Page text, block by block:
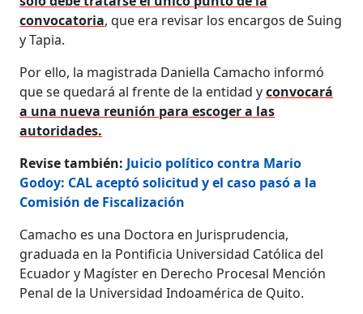
convocatoria, que era revisar los encargos de Suing
y Tapia.
Por ello, la magistrada Daniella Camacho informó
que se quedará al frente de la entidad yconvocará
a una nueva reunión para escoger a las
autoridades.
Revise también: Juicio político contra Mario
Godoy: CAL aceptó solicitud y el caso pasó a la
Comisión de Fiscalización
Camacho es una Doctora en Jurisprudencia,
graduada en la Pontificia Universidad Católica del
Ecuador y Magíster en Derecho Procesal Mención
Penal de la Universidad Indoamérica de Quito.